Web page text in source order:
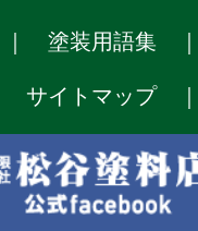
塗装用語集
サイトマップ